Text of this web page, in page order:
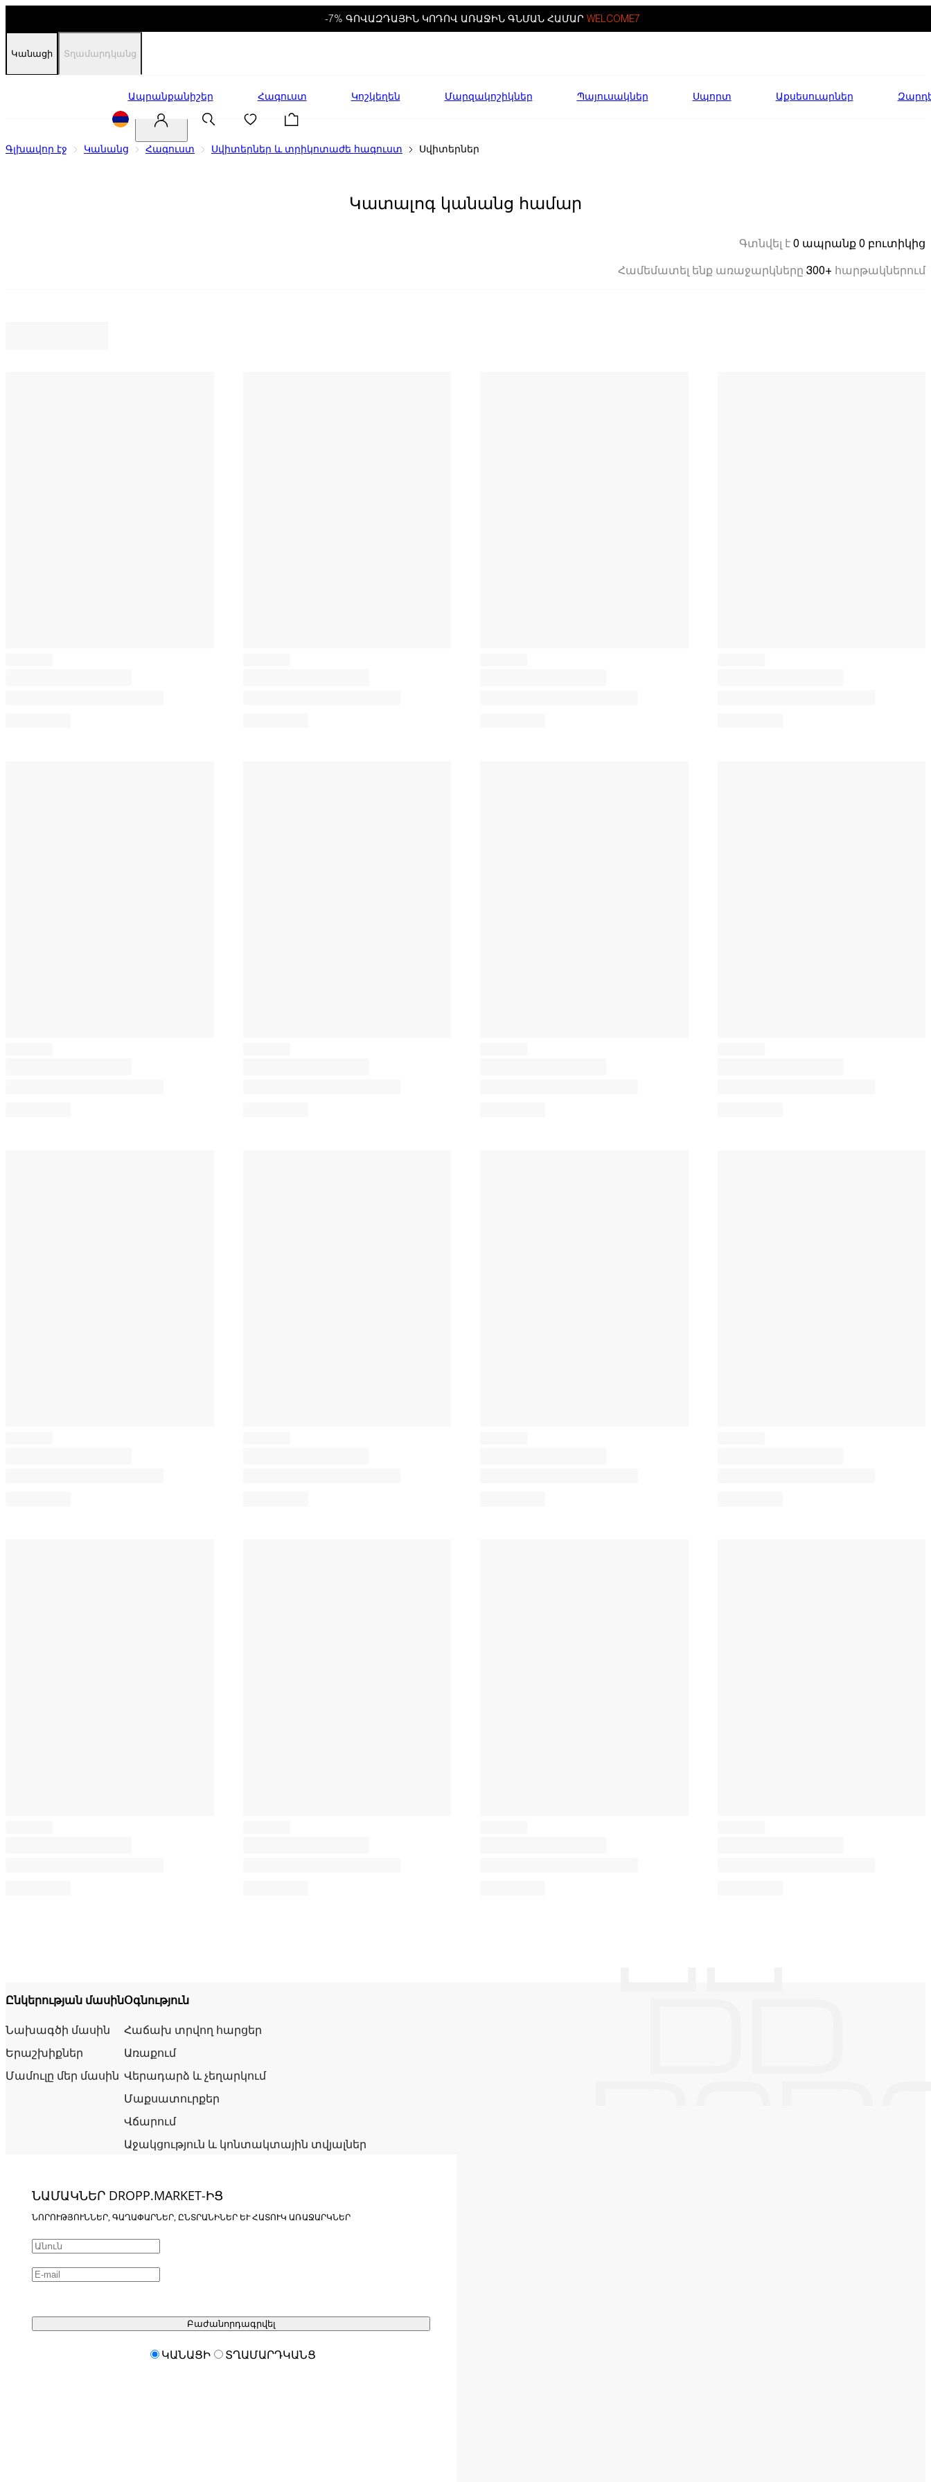
-7% ԳՈՎԱԶԴԱՅԻՆ ԿՈԴՈՎ ԱՌԱՋԻՆ ԳՆՄԱՆ ՀԱՄԱՐ WELCOME7
Կանացի Տղամարդկանց
Ապրանքանիշեր Հագուստ Կոշկեղեն Մարզակոշիկներ Պայուսակներ Սպորտ Աքսեսուարներ
Գլխավոր էջ Կանանց Հագուստ Սվիտերներ և տրիկոտաժե հագուստ Սվիտերներ
Կատալոգ կանանց համար
Գտնվել է 0 ապրանք 0 բուտիկից
Համեմատել ենք առաջարկները 300+ հարթակներում
Ընկերության մասին
Նախագծի մասին
Երաշխիքներ
Մամուլը մեր մասին
Օգնություն
Հաճախ տրվող հարցեր
Առաքում
Վերադարձ և չեղարկում
Մաքսատուրքեր
Վճարում
Աջակցություն և կոնտակտային տվյալներ
ՆԱՄԱԿՆԵՐ DROPP.MARKET-ԻՑ
ՆՈՐՈՒԹՅՈՒՆՆԵՐ, ԳԱՂԱՓԱՐՆԵՐ, ԸՆՏՐԱՆԻՆԵՐ ԵՒ ՀԱՏՈՒԿ ԱՌԱՋԱՐԿՆԵՐ
Բաժանորդագրվել
ԿԱՆԱՑԻ ՏՂԱՄԱՐԴԿԱՆՑ